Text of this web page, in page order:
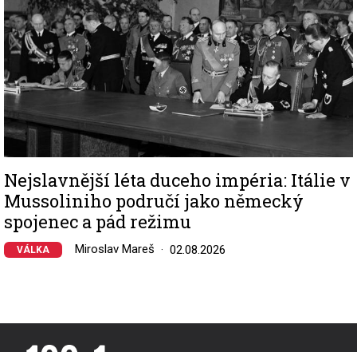
Nejslavnější léta duceho impéria: Itálie v
Mussoliniho područí jako německý
spojenec a pád režimu
VÁLKA Miroslav Mareš 02.08.2026